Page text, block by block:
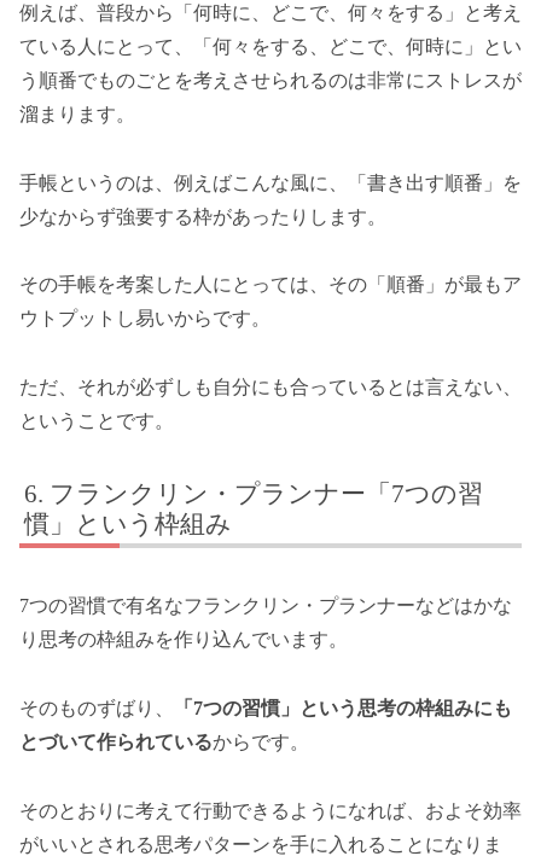
例えば、普段から「何時に、どこで、何々をする」と考え
ている人にとって、「何々をする、どこで、何時に」とい
う順番でものごとを考えさせられるのは非常にストレスが
溜まります。
手帳というのは、例えばこんな風に、「書き出す順番」を
少なからず強要する枠があったりします。
その手帳を考案した人にとっては、その「順番」が最もア
ウトプットし易いからです。
ただ、それが必ずしも自分にも合っているとは言えない、
ということです。
フランクリン・プランナー「7つの習
慣」という枠組み
7つの習慣で有名なフランクリン・プランナーなどはかな
り思考の枠組みを作り込んでいます。
そのものずばり、
「7つの習慣」という思考の枠組みにも
とづいて作られているからです。
そのとおりに考えて行動できるようになれば、およそ効率
がいいとされる思考パターンを手に入れることになりま